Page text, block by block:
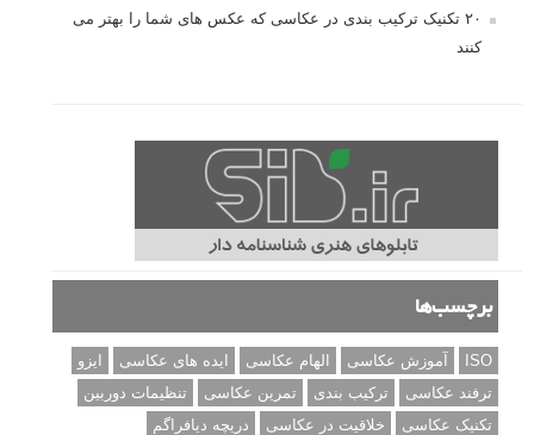
۲۰ تکنیک ترکیب بندی در عکاسی که عکس های شما را بهتر می
کنند
برچسب‌ها
ISO آموزش عکاسی الهام عکاسی ایده های عکاسی
ایزو
ترفند عکاسی
ترکیب بندی تمرین عکاسی
تنظیمات دوربین
تکنیک عکاسی
خلاقیت در عکاسی
دریچه دیافراگم